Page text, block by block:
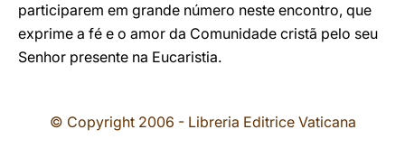
participarem em grande número neste encontro, que
exprime a fé e o amor da Comunidade cristã pelo seu
Senhor presente na Eucaristia.
© Copyright 2006 - Libreria Editrice Vaticana